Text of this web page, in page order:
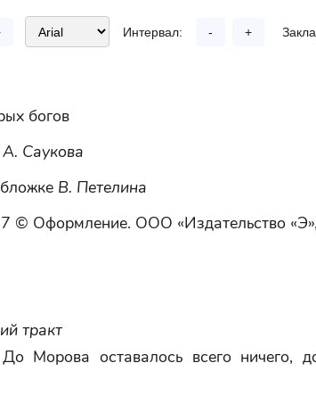
Интервал: - +
богов
А. Саукова
В. Петелина
© Оформление. ООО «Издательство
тракт
Морова оставалось всего ничего,